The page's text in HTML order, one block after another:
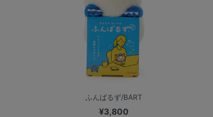
ふんばるず/BART
¥3,800